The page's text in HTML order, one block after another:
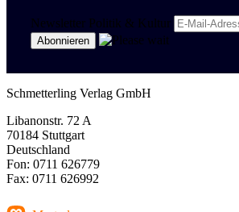
Newsletter Politik & Kultur
Schmetterling Verlag GmbH
Libanonstr. 72 A
70184 Stuttgart
Deutschland
Fon: 0711 626779
Fax: 0711 626992